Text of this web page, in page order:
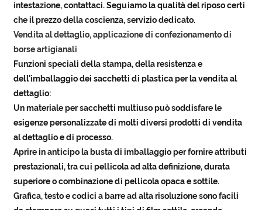
intestazione, contattaci. Seguiamo la qualità del riposo certi
che il prezzo della coscienza, servizio dedicato.
Vendita al dettaglio, applicazione di confezionamento di
borse artigianali
Funzioni speciali della stampa, della resistenza e
dell'imballaggio dei sacchetti di plastica per la vendita al
dettaglio:
Un materiale per sacchetti multiuso può soddisfare le
esigenze personalizzate di molti diversi prodotti di vendita
al dettaglio e di processo.
Aprire in anticipo la busta di imballaggio per fornire attributi
prestazionali, tra cui pellicola ad alta definizione, durata
superiore o combinazione di pellicola opaca e sottile.
Grafica, testo e codici a barre ad alta risoluzione sono facili